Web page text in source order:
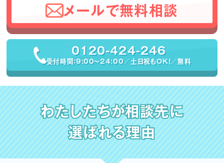
メールで無料相談
0120-424-246
受付時間：9:00〜24:00／土日祝もOK！／無料
わたしたちが相談先に
選ばれる理由